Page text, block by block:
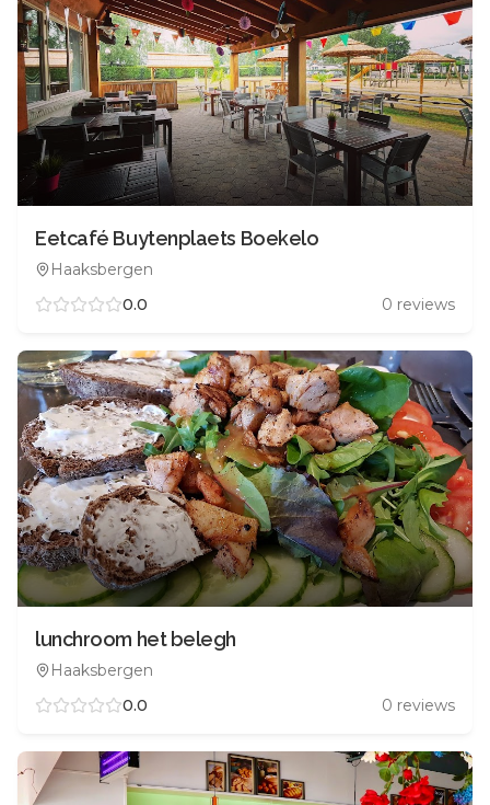
Eetcafé Buytenplaets Boekelo
Haaksbergen
0.0
0 reviews
lunchroom het belegh
Haaksbergen
0.0
0 reviews